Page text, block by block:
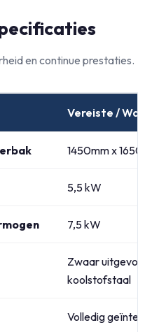
en continue prestaties.
Vereiste /
1450mm x
5,5 kW
7,5 kW
Zwaar
koolstofstaal
Volledig